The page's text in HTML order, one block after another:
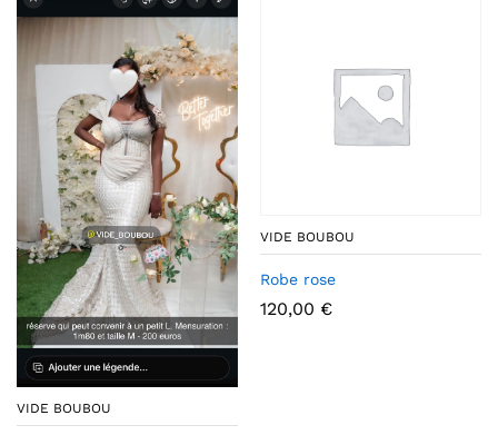
VIDE BOUBOU
VIDE BOUBOU
Robe rose
120,00 €